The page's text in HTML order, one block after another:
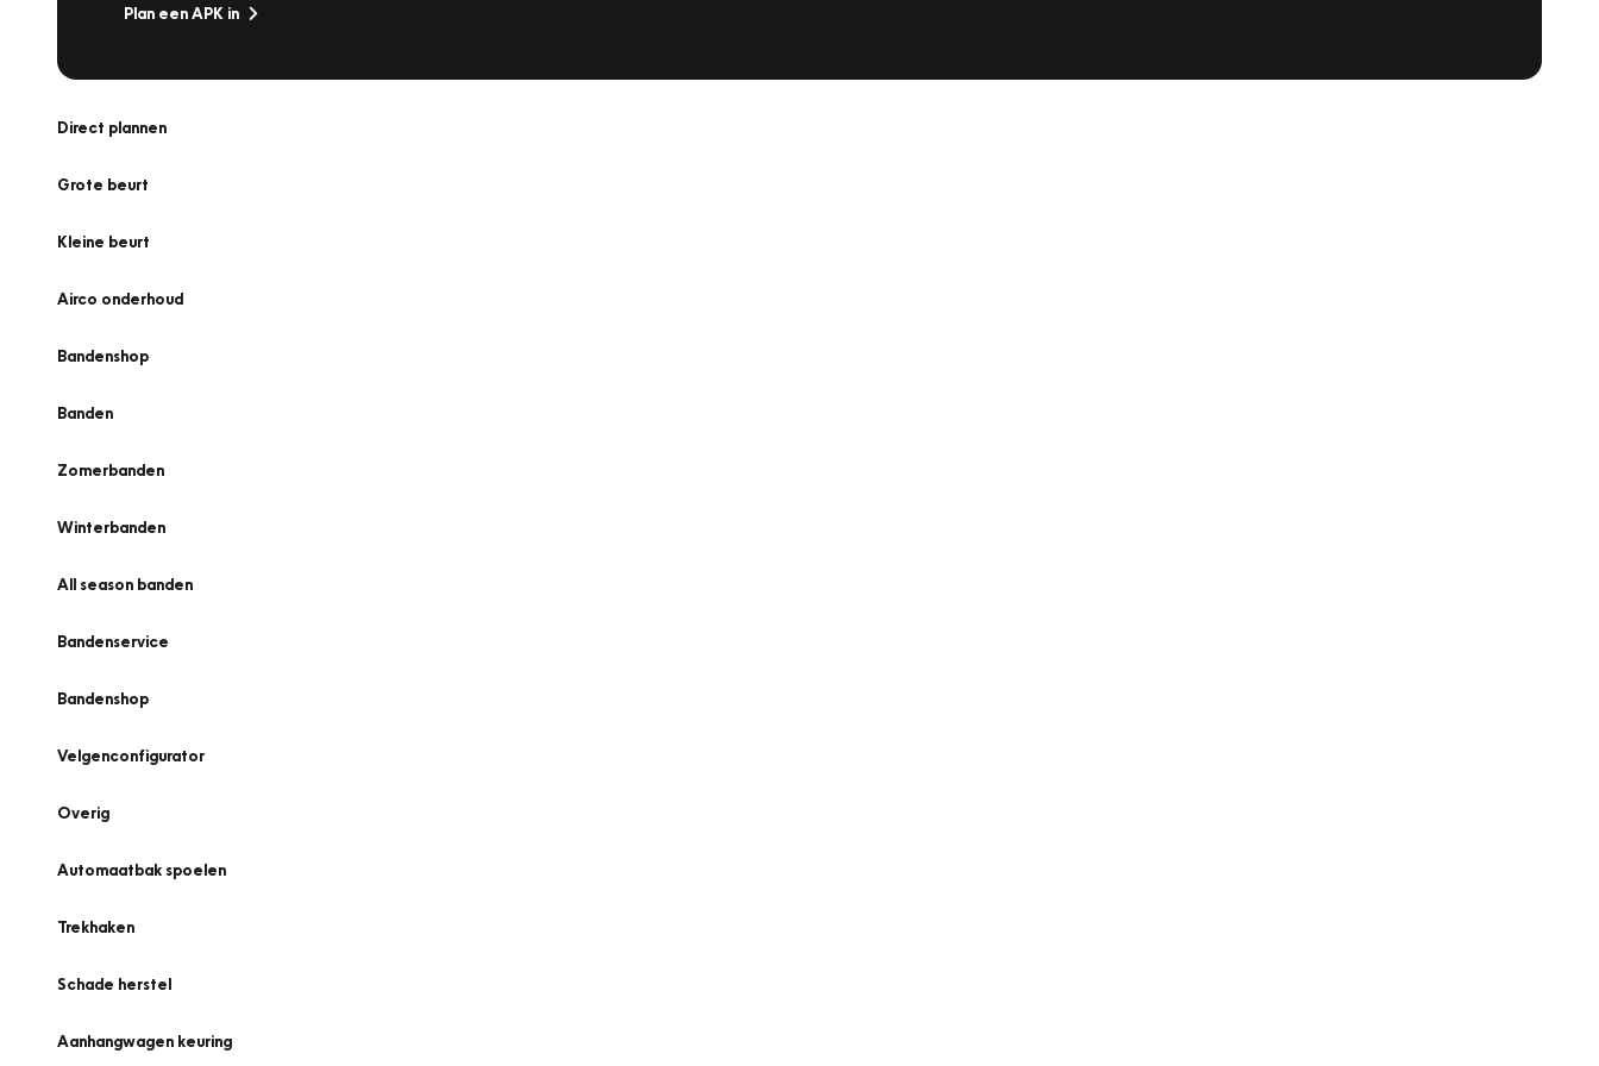
Plan een APK in
Direct plannen
Grote beurt
Kleine beurt
Airco onderhoud
Bandenshop
Banden
Zomerbanden
Winterbanden
All season banden
Bandenservice
Bandenshop
Velgenconfigurator
Overig
Automaatbak spoelen
Trekhaken
Schade herstel
Aanhangwagen keuring